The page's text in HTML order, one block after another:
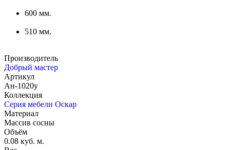
600 мм.
510 мм.
Производитель
Добрый мастер
Артикул
Ан-1020у
Коллекция
Серия мебели Оскар
Материал
Массив сосны
Объём
0.08 куб. м.